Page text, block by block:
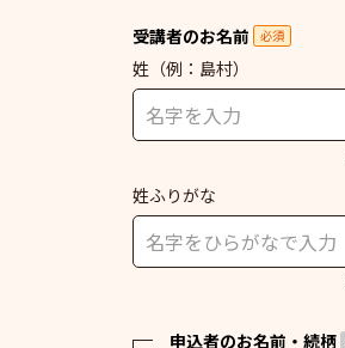
受講者のお名前 必須
姓 （例：島村）
姓ふりがな
申込者のお名前・続柄